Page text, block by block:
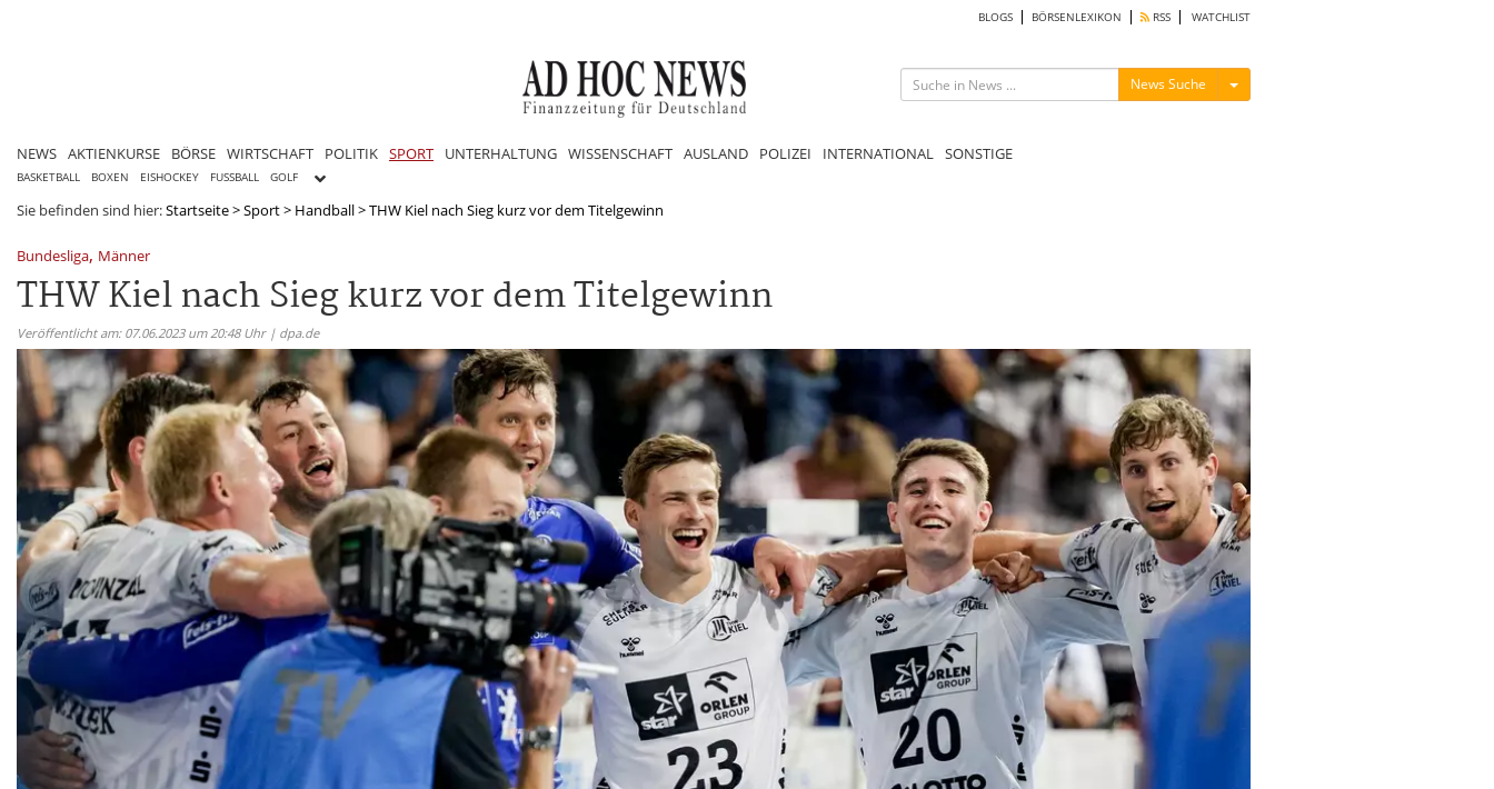
BLOGS BÖRSENLEXIKON RSS WATCHLIST
News Suche Menü ein-/ausblenden
NEWS AKTIENKURSE BÖRSE WIRTSCHAFT POLITIK SPORT UNTERHALTUNG WISSENSCHAFT AUSLAND POLIZEI INTERNATIONAL SONSTIGE
BASKETBALL BOXEN EISHOCKEY FUSSBALL GOLF
Sie befinden sind hier:Startseite>Sport> Handball>THW Kiel nach Sieg kurz vor dem Titelgewinn
Bundesliga, Männer
THW Kiel nach Sieg kurz vor dem Titelgewinn
Veröffentlicht am: 07.06.2023 um 20:48 Uhr | dpa.de